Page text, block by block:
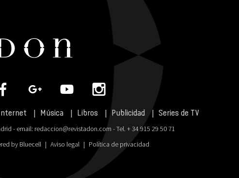
Música Libros Publicidad Series de TV
- email: redaccion@revistadon.com - Tel. + 34 915 29 50 71
by Bluecell | Aviso legal | Política de privacidad